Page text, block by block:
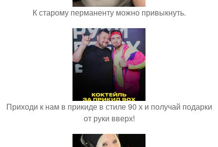
К старому перманенту можно привыкнуть.
Приходи к нам в прикиде в стиле 90 х и получай подарки
от руки вверх!